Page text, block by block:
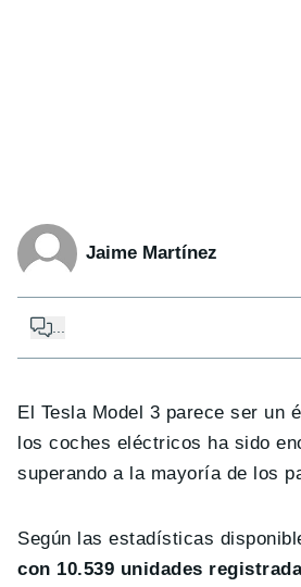
Jaime Martínez
El Tesla Model 3 parece ser un
los coches eléctricos ha sido
superando a la mayoría de los
Según las estadísticas
con 10.539 unidades